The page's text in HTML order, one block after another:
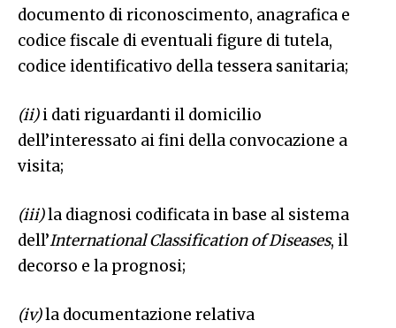
documento di riconoscimento, anagrafica e
codice fiscale di eventuali figure di tutela,
codice identificativo della tessera sanitaria;
(ii)i dati riguardanti il domicilio
dell’interessato ai fini della convocazione a
visita;
(iii)la diagnosi codificata in base al sistema
dell’International Classification of Diseases, il
decorso e la prognosi;
(iv)la documentazione relativa